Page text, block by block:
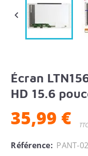

Écran
HD 15.6
35,99 €
Référence: PANT-